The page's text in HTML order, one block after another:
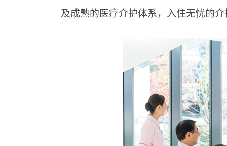
及成熟的医疗介护体系，入住无忧的